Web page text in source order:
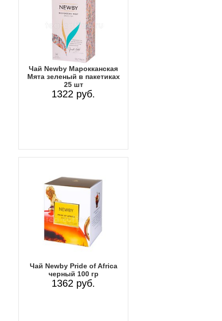
Чай Newby Марокканская
Мята зеленый в пакетиках
25 шт
1322 руб.
Чай Newby Pride of Africa
черный 100 гр
1362 руб.